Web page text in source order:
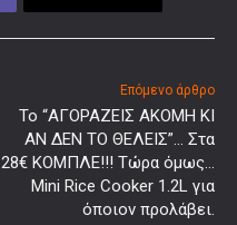
Επόμενο άρθρο
Το “ΑΓΟΡΑΖΕΙΣ ΑΚΟΜΗ ΚΙ
ΑΝ ΔΕΝ ΤΟ ΘΕΛΕΙΣ”… Στα
28€ ΚΟΜΠΛΕ!!! Τώρα όμως…
Mini Rice Cooker 1.2L για
όποιον προλάβει.